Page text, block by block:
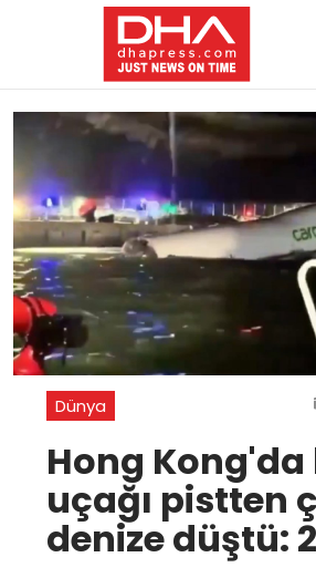
Dünya
Hong
uçağı pistten
denize düştü: